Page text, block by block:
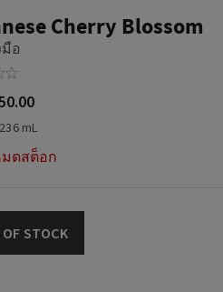
Cherry Blossom
มือ
mL
ดสต็อก
STOCK